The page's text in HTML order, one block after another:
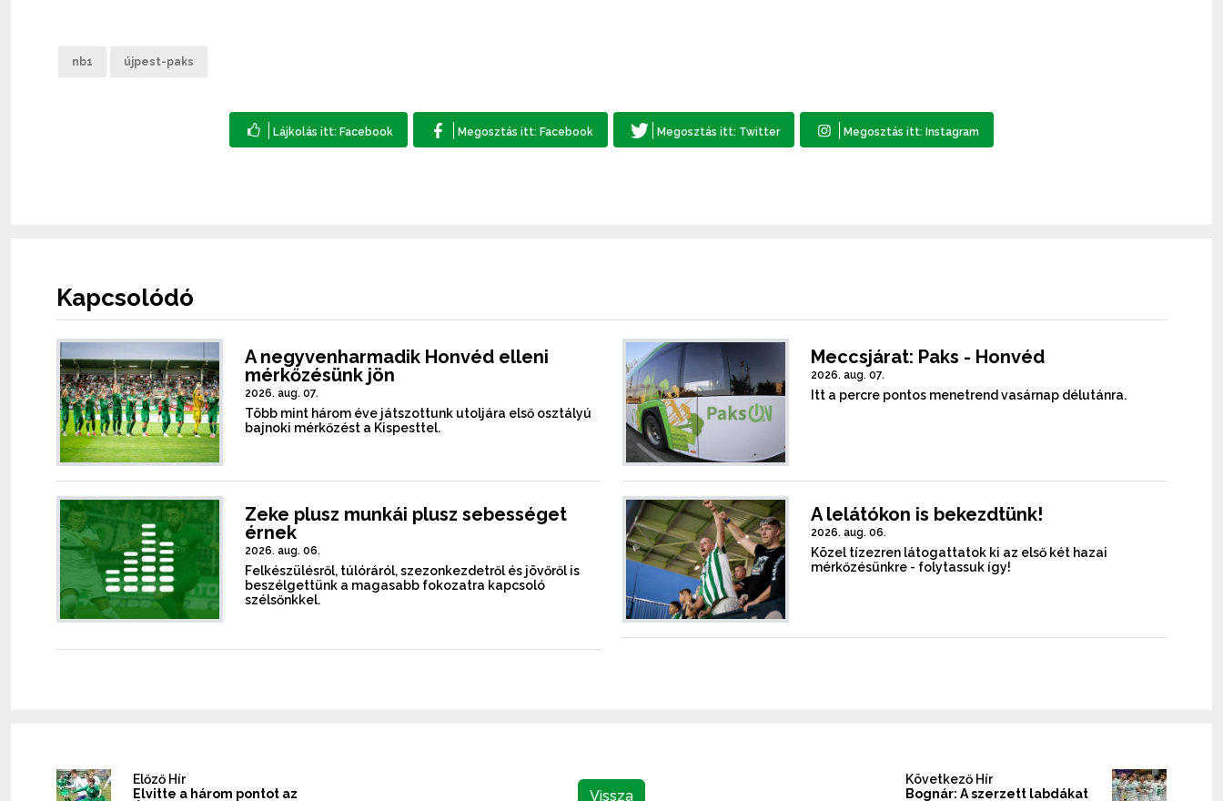
nb1 újpest-paks
Kapcsolódó
A negyvenharmadik Honvéd elleni
mérkőzésünk jön
2026. aug. 07.
Több mint három éve játszottunk utoljára első osztályú
bajnoki mérkőzést a Kispesttel.
Meccsjárat: Paks - Honvéd
2026. aug. 07.
Itt a percre pontos menetrend vasárnap délutánra.
Zeke plusz munkái plusz sebességet
érnek
2026. aug. 06.
Felkészülésről, túlóráról, szezonkezdetről és jövőről is
beszélgettünk a magasabb fokozatra kapcsoló
szélsőnkkel.
A lelátókon is bekezdtünk!
2026. aug. 06.
Közel tízezren látogattatok ki az első két hazai
mérkőzésünkre - folytassuk így!
Előző Hír
Elvitte a három pontot az
Vissza
Következő Hír
Bognár: A szerzett labdákat